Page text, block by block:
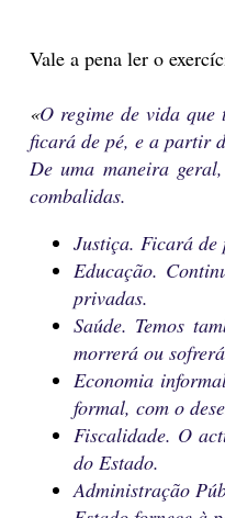
Vale a pena ler o
«O regime de vida
ficará de pé, e a partir
De uma maneira
combalidas.
Justiça. Ficará de
Educação.
privadas.
Saúde. Temos
morrerá ou
Economia
formal, com o
Fiscalidade. O
do Estado.
Administração